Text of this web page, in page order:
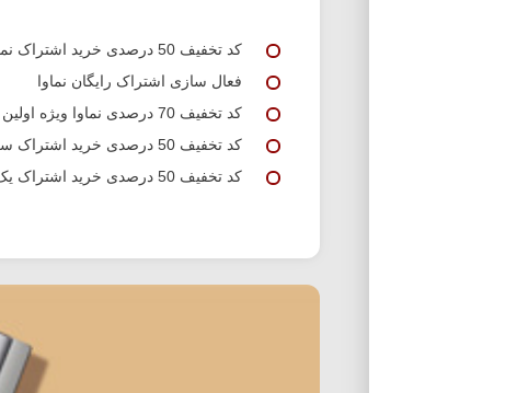
کد تخفیف 50 درصدی خرید اشتراک نماوا
فعال سازی اشتراک رایگان نماوا
کد تخفیف 70 درصدی نماوا ویژه اولین خرید
کد تخفیف 50 درصدی خرید اشتراک سه ماهه نماوا
کد تخفیف 50 درصدی خرید اشتراک یک ماهه نماوا